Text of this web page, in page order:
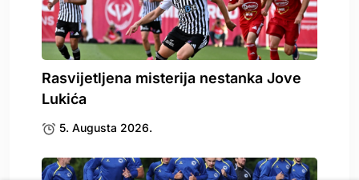
Rasvijetljena misterija nestanka Jove
Lukića
5. Augusta 2026.